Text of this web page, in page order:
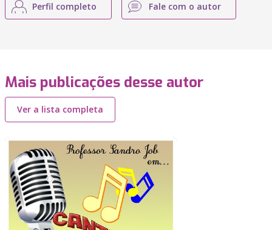
Perfil completo Fale com o autor
Mais publicações desse autor
Ver a lista completa